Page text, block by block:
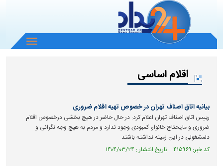
باز
و
اقلام اساسی
بیانیه اتاق اصناف تهران در خصوص تهیه اقلام ضروری
رییس اتاق اصناف تهران اعلام کرد: در حال حاضر در هیچ بخشی درخصوص اقلام
ضروری و مایحتاج خانوار، کمبودی وجود ندارد و مردم به هیچ وجه نگرانی و
دلمشغولی در این زمینه نداشته باشند.
کد خبر: ۴۱۵۹۶۹ تاریخ انتشار : ۱۴۰۴/۰۳/۲۴